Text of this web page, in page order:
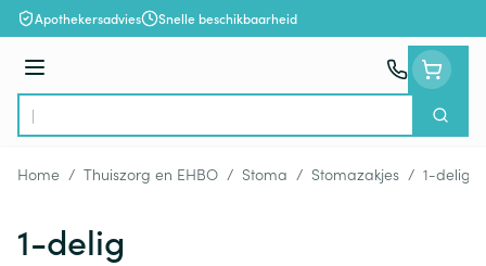
Ga naar de inhoud
Apothekersadvies Snelle beschikbaarheid
Menu
Product, merk, categorie...
Zoek
Home / Thuiszorg en EHBO / Stoma / Stomazakjes / 1-delig
1-delig